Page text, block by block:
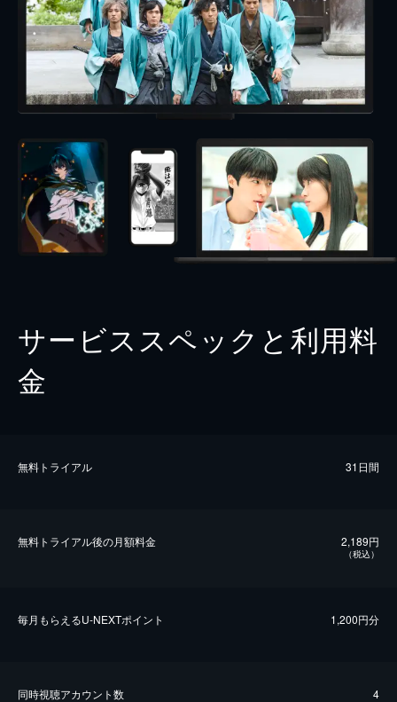
サービススペックと利用料
金
無料トライアル 31日間
無料トライアル後の⽉額料金 2,189円
（税込）
毎⽉もらえるU-NEXTポイント 1,200円分
同時視聴アカウント数 4